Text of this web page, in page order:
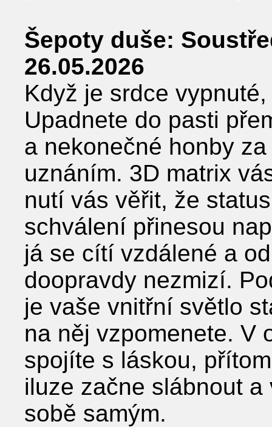
Šepoty duše:
26.05.2026
Když je srdce
Upadnete do pasti
a nekonečné honby
uznáním. 3D matrix
nutí vás věřit, že
schválení přinesou
já se cítí vzdálené a
doopravdy nezmizí.
je vaše vnitřní světlo
na něj vzpomenete. V
spojíte s láskou,
iluze začne slábnout
sobě samým.